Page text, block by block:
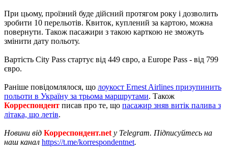
При цьому, проїзний буде дійсний протягом року і дозволить
зробити 10 перельотів. Квиток, куплений за картою, можна
повернути. Також пасажири з такою карткою не зможуть
змінити дату польоту.
Вартість City Pass стартує від 449 євро, а Europe Pass - від 799
євро.
Раніше повідомлялося, що лоукост Ernest Airlines призупинить
польоти в Україну за трьома маршрутами. Також
Корреспондент писав про те, що пасажир зняв витік палива з
літака, що летів.
Новини від Корреспондент.net у Telegram. Підписуйтесь на
наш канал https://t.me/korrespondentnet.